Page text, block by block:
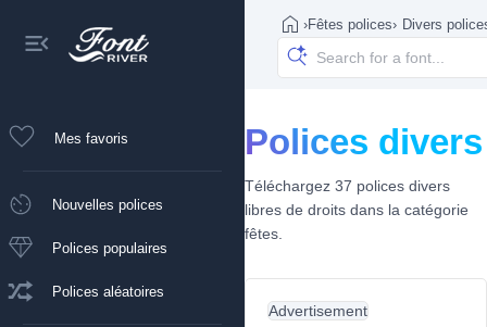
Mes favoris
Nouvelles polices
Polices populaires
Polices aléatoires
›Fêtes polices› Divers
Polices divers
Téléchargez 37 polices divers
libres de droits dans la catégorie
fêtes.
Advertisement